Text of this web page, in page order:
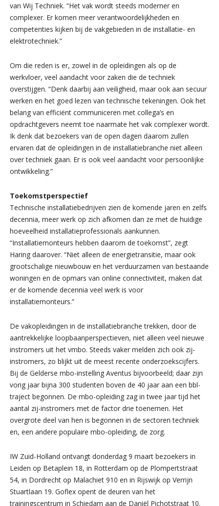
van Wij Techniek. “Het vak wordt steeds moderner en
complexer. Er komen meer verantwoordelijkheden en
competenties kijken bij de vakgebieden in de installatie- en
elektrotechniek.”
Om die reden is er, zowel in de opleidingen als op de
werkvloer, veel aandacht voor zaken die de techniek
overstijgen. “Denk daarbij aan veiligheid, maar ook aan secuur
werken en het goed lezen van technische tekeningen. Ook het
belang van efficiënt communiceren met collega’s en
opdrachtgevers neemt toe naarmate het vak complexer wordt.
Ik denk dat bezoekers van de open dagen daarom zullen
ervaren dat de opleidingen in de installatiebranche niet alleen
over techniek gaan. Er is ook veel aandacht voor persoonlijke
ontwikkeling.”
Toekomstperspectief
Technische installatiebedrijven zien de komende jaren en zelfs
decennia, meer werk op zich afkomen dan ze met de huidige
hoeveelheid installatieprofessionals aankunnen.
“Installatiemonteurs hebben daarom de toekomst”, zegt
Haring daarover. “Niet alleen de energietransitie, maar ook
grootschalige nieuwbouw en het verduurzamen van bestaande
woningen en de opmars van online connectiviteit, maken dat
er de komende decennia veel werk is voor
installatiemonteurs.”
De vakopleidingen in de installatiebranche trekken, door de
aantrekkelijke loopbaanperspectieven, niet alleen veel nieuwe
instromers uit het vmbo. Steeds vaker melden zich ook zij-
instromers, zo blijkt uit de meest recente onderzoekscijfers.
Bij de Gelderse mbo-instelling Aventus bijvoorbeeld; daar zijn
vorig jaar bijna 300 studenten boven de 40 jaar aan een bbl-
traject begonnen. De mbo-opleiding zag in twee jaar tijd het
aantal zij-instromers met de factor drie toenemen. Het
overgrote deel van hen is begonnen in de sectoren techniek
en, een andere populaire mbo-opleiding, de zorg.
IW Zuid-Holland ontvangt donderdag 9 maart bezoekers in
Leiden op Betaplein 18, in Rotterdam op de Plompertstraat
54, in Dordrecht op Malachiet 910 en in Rijswijk op Verrijn
Stuartlaan 19. Goflex opent de deuren van het
trainingscentrum in Schiedam aan de Daniël Pichotstraat 10.